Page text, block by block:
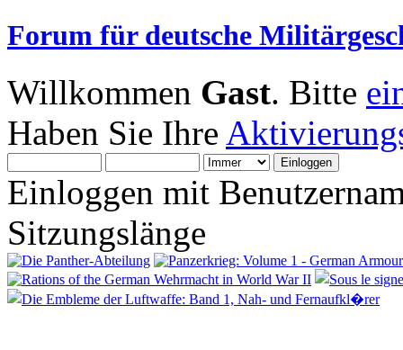
Forum für deutsche
Willkommen Gast. Bitte
Haben Sie Ihre
Einloggen mit
Sitzungslänge